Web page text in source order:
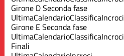
Girone D Seconda fase
UltimaCalendarioClassificaIncroci
Girone E Seconda fase
UltimaCalendarioClassificaIncroci
Finali